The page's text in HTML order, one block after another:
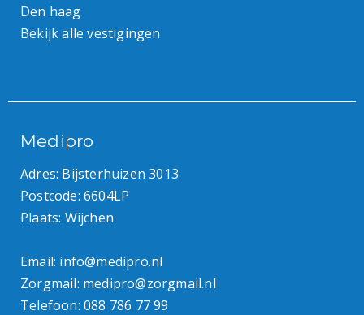
Den haag
Bekijk alle vestigingen
Medipro
Adres: Bijsterhuizen 3013
Postcode: 6604LP
Plaats: Wijchen
Email: info@medipro.nl
Zorgmail: medipro@zorgmail.nl
Telefoon: 088 786 77 99